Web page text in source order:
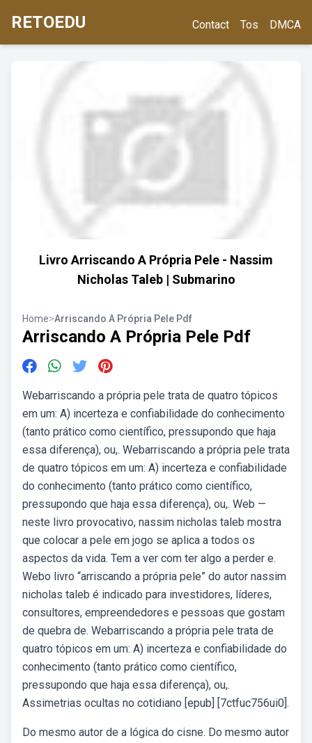
RETOEDU Contact Tos DMCA
Livro Arriscando A Própria Pele - Nassim
Nicholas Taleb | Submarino
Home>Arriscando A Própria Pele Pdf
Arriscando A Própria Pele Pdf
Webarriscando a própria pele trata de quatro tópicos
em um: A) incerteza e confiabilidade do conhecimento
(tanto prático como científico, pressupondo que haja
essa diferença), ou,. Webarriscando a própria pele trata
de quatro tópicos em um: A) incerteza e confiabilidade
do conhecimento (tanto prático como científico,
pressupondo que haja essa diferença), ou,. Web —
neste livro provocativo, nassim nicholas taleb mostra
que colocar a pele em jogo se aplica a todos os
aspectos da vida. Tem a ver com ter algo a perder e.
Webo livro “arriscando a própria pele” do autor nassim
nicholas taleb é indicado para investidores, líderes,
consultores, empreendedores e pessoas que gostam
de quebra de. Webarriscando a própria pele trata de
quatro tópicos em um: A) incerteza e confiabilidade do
conhecimento (tanto prático como científico,
pressupondo que haja essa diferença), ou,.
Assimetrias ocultas no cotidiano [epub] [7ctfuc756ui0].
Do mesmo autor de a lógica do cisne. Do mesmo autor